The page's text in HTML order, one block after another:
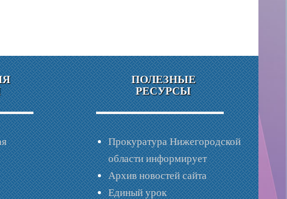
ПОЛЕЗНЫЕ
РЕСУРСЫ
Прокуратура Нижегородской
области информирует
Архив новостей сайта
Единый урок